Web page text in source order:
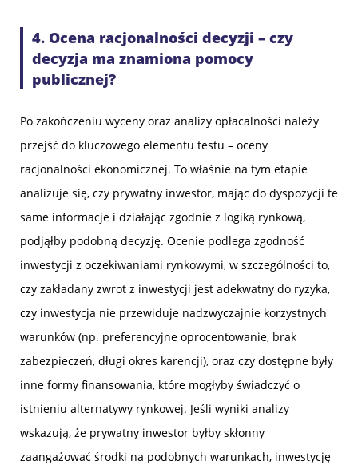
4. Ocena racjonalności decyzji – czy
decyzja ma znamiona pomocy
publicznej?
Po zakończeniu wyceny oraz analizy opłacalności należy
przejść do kluczowego elementu testu – oceny
racjonalności ekonomicznej. To właśnie na tym etapie
analizuje się, czy prywatny inwestor, mając do dyspozycji te
same informacje i działając zgodnie z logiką rynkową,
podjąłby podobną decyzję. Ocenie podlega zgodność
inwestycji z oczekiwaniami rynkowymi, w szczególności to,
czy zakładany zwrot z inwestycji jest adekwatny do ryzyka,
czy inwestycja nie przewiduje nadzwyczajnie korzystnych
warunków (np. preferencyjne oprocentowanie, brak
zabezpieczeń, długi okres karencji), oraz czy dostępne były
inne formy finansowania, które mogłyby świadczyć o
istnieniu alternatywy rynkowej. Jeśli wyniki analizy
wskazują, że prywatny inwestor byłby skłonny
zaangażować środki na podobnych warunkach, inwestycję